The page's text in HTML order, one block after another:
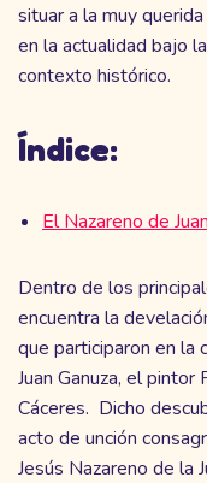
situar a la muy
en la actualidad bajo
contexto histórico.
Índice:
El Nazareno de
Dentro de los
encuentra la
que participaron en la
Juan Ganuza, el
Cáceres. Dicho
acto de unción
Jesús Nazareno de la